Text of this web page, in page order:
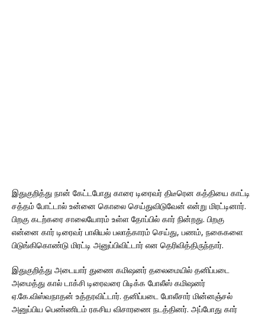
இதுகுறித்து நான் கேட்டபோது காரை டிரைவர் திடீரென கத்தியை காட்டி
சத்தம் போட்டால் உன்னை கொலை செய்துவிடுவேன் என்று மிரட்டினார்.
பிறகு கடற்கரை சாலையோரம் உள்ள தோப்பில் கார் நின்றது. பிறகு
என்னை கார் டிரைவர் பாலியல் பலாத்காரம் செய்து, பணம், நகைகளை
பிடுங்கிகொண்டு மிரட்டி அனுப்பிவிட்டார் என தெரிவித்திருந்தார்.
இதுகுறித்து அடையார் துணை கமிஷனர் தலைமையில் தனிப்படை
அமைத்து கால் டாக்சி டிரைவரை பிடிக்க போலீஸ் கமிஷனர்
ஏ.கே.விஸ்வநாதன் உத்தரவிட்டார். தனிப்படை போலீசார் மின்னஞ்சல்
அனுப்பிய பெண்ணிடம் ரகசிய விசாரணை நடத்தினர். அப்போது கார்